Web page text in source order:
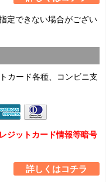
定できない場合がござい
カード各種、コンビニ支
ジットカード情報等暗号
詳しくはコチラ